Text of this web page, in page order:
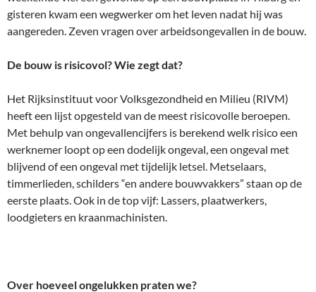
gisteren kwam een wegwerker om het leven nadat hij was
aangereden. Zeven vragen over arbeidsongevallen in de bouw.
De bouw is risicovol? Wie zegt dat?
Het Rijksinstituut voor Volksgezondheid en Milieu (RIVM)
heeft een lijst opgesteld van de meest risicovolle beroepen.
Met behulp van ongevallencijfers is berekend welk risico een
werknemer loopt op een dodelijk ongeval, een ongeval met
blijvend of een ongeval met tijdelijk letsel. Metselaars,
timmerlieden, schilders “en andere bouwvakkers” staan op de
eerste plaats. Ook in de top vijf: Lassers, plaatwerkers,
loodgieters en kraanmachinisten.
Over hoeveel ongelukken praten we?